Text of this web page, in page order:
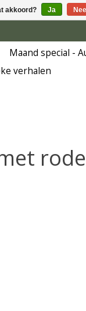
Maand special -
verhalen
akkoord? Ja Nee